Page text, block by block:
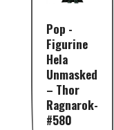
Pop -
Figurine
Hela
Unmasked
– Thor
Ragnarok-
#580